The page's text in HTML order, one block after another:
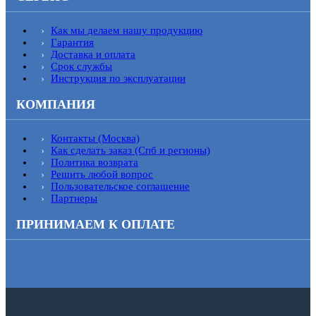
Как мы делаем нашу продукцию
Гарантия
Доставка и оплата
Срок службы
Инструкция по эксплуатации
КОМПАНИЯ
Контакты (Москва)
Как сделать заказ (Спб и регионы)
Политика возврата
Решить любой вопрос
Пользовательское соглашение
Партнеры
ПРИНИМАЕМ К ОПЛАТЕ